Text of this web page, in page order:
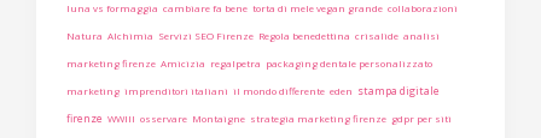
luna vs formaggia cambiare fa bene torta di mele vegan grande collaborazioni
Natura Alchimia Servizi SEO Firenze Regola benedettina crisalide analisi
marketing firenze Amicizia regalpetra packaging dentale personalizzato
marketing imprenditori italiani il mondo differente eden stampa digitale
firenze WWIII osservare Montaigne strategia marketing firenze gdpr per siti